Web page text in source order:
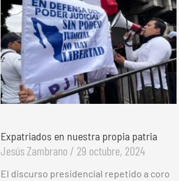
Expatriados en nuestra propia patria
Jesús Zambrano 29 octubre, 2024
El discurso presidencial repetido a coro